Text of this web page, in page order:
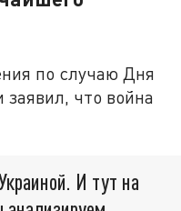
по случаю Дня
что война
И тут на